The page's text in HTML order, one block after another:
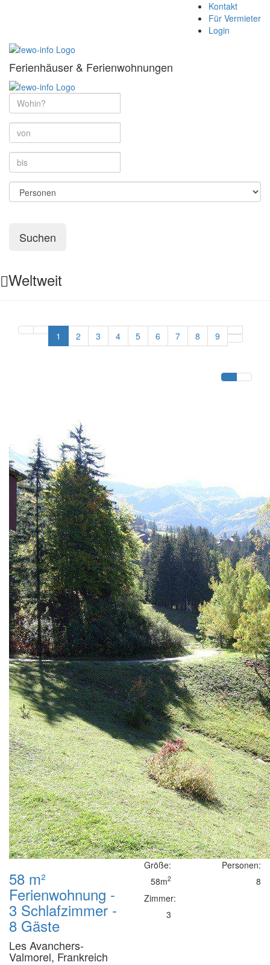
Kontakt
Für Vermieter
Login
Ferienhäuser & Ferienwohnungen
Suchen
Weltweit
1 2 3 4 5 6 7 8 9
58 m²
Ferienwohnung -
3 Schlafzimmer -
8 Gäste
Les Avanchers-
Valmorel, Frankreich
Größe:
58m2
Zimmer:
3
Personen:
8